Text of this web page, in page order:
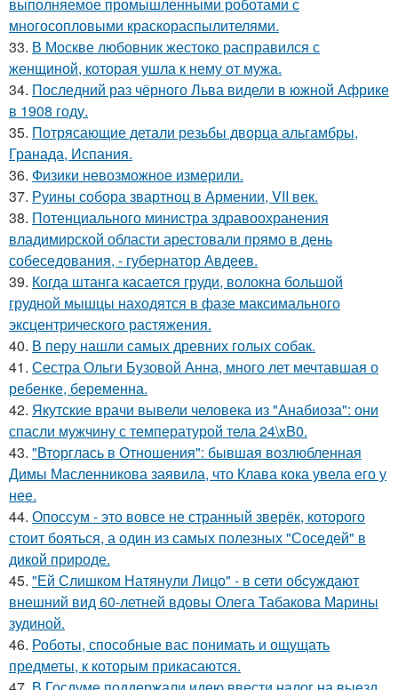
многосопловыми краскораспылителями.
33. В Москве любовник жестокo расправился с
женщиной, которая ушла к нему от мужа.
34. Последний раз чёрного Льва видели в южной Африке
в 1908 году.
35. Потрясающие детали резьбы дворца альгамбры,
Гранада, Испания.
36. Физики невозможное измерили.
37. Руины собора звартноц в Армении, VII век.
38. Потенциального министра здравоохранения
владимирской области арестовали прямо в день
собеседования, - губернатор Авдеев.
39. Когда штанга касается груди, волокна большой
грудной мышцы находятся в фазе максимального
эксцентрического растяжения.
40. В перу нашли самых древних голых собак.
41. Сестра Ольги Бузовой Анна, много лет мечтавшая о
ребенке, беременна.
42. Якутские врачи вывели человека из "Анабиоза": они
спасли мужчину с температурой тела 24\xB0.
43. "Вторглась в Отношения": бывшая возлюбленная
Димы Масленникова заявила, что Клава кока увела его у
нее.
44. Опоссум - это вовсе не странный зверёк, которого
стоит бояться, а один из самых полезных "Соседей" в
дикой природе.
45. "Ей Слишком Натянули Лицо" - в сети обсуждают
внешний вид 60-летней вдовы Олега Табакова Марины
зудиной.
46. Роботы, способные вас понимать и ощущать
предметы, к которым прикасаются.